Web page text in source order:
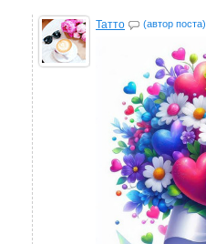
Татто (автор поста)